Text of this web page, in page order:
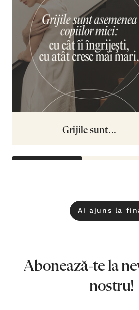
Grijile sunt...
Ai ajuns la
Abonează-te la
nostru!